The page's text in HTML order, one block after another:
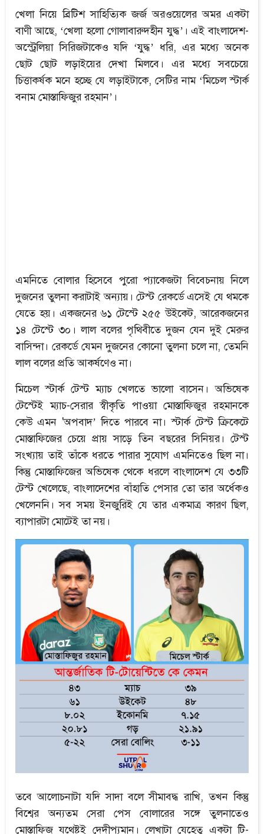
খেলা নিয়ে ব্রিটিশ সাহিত্যিক জর্জ অরওয়েলের অমর একটা
বাণী আছে, ‘খেলা হলো গোলাবারুদহীন যুদ্ধ’। এই বাংলাদেশ-
অস্ট্রেলিয়া সিরিজটাকেও যদি ‘যুদ্ধ’ ধরি, এর মধ্যে অনেক
ছোট ছোট লড়াইয়ের দেখা মিলবে। এর মধ্যে সবচেয়ে
চিত্তাকর্ষক মনে হচ্ছে যে লড়াইটাকে, সেটির নাম ‘মিচেল স্টার্ক
বনাম মোস্তাফিজুর রহমান’।
এমনিতে বোলার হিসেবে পুরো প্যাকেজটা বিবেচনায় নিলে
দুজনের তুলনা করাটাই অন্যায়। টেস্ট রেকর্ডে এসেই যে থমকে
যেতে হয়। একজনের ৬১ টেস্টে ২৫৫ উইকেট, আরেকজনের
১৪ টেস্টে ৩০। লাল বলের পৃথিবীতে দুজন যেন দুই মেরুর
বাসিন্দা। রেকর্ডে যেমন দুজনের কোনো তুলনা চলে না, তেমনি
লাল বলের প্রতি আকর্ষণেও না।
মিচেল স্টার্ক টেস্ট ম্যাচ খেলতে ভালো বাসেন। অভিষেক
টেস্টেই ম্যাচ-সেরার স্বীকৃতি পাওয়া মোস্তাফিজুর রহমানকে
কেউ এমন 'অপবাদ’ দিতে পারবে না। স্টার্ক টেস্ট ক্রিকেটে
মোস্তাফিজের চেয়ে প্রায় সাড়ে তিন বছরের সিনিয়র। টেস্ট
সংখ্যায় তাই তাঁকে ধরতে পারার সুযোগ এমনিতেও ছিল না।
কিন্তু মোস্তাফিজের অভিষেক থেকে ধরলে বাংলাদেশ যে ৩৩টি
টেস্ট খেলেছে, বাংলাদেশের বাঁহাতি পেসার তো তার অর্ধেকও
খেলেননি। সব সময় ইনজুরিই যে তার একমাত্র কারণ ছিল,
ব্যাপারটা মোটেই তা নয়।
তবে আলোচনাটা যদি সাদা বলে সীমাবদ্ধ রাখি, তখন কিন্তু
বিশ্বের অন্যতম সেরা পেস বোলারের সঙ্গে তুলনাতেও
মোস্তাফিজ যথেষ্টই দেদীপ্যমান। লেখাটা যেহেতু একটা টি-